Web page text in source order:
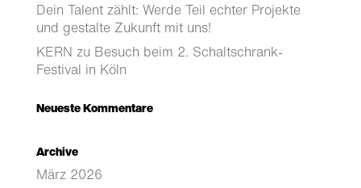
Dein Talent zählt: Werde Teil echter Projekte
und gestalte Zukunft mit uns!
KERN zu Besuch beim 2. Schaltschrank-
Festival in Köln
Neueste Kommentare
Archive
März 2026